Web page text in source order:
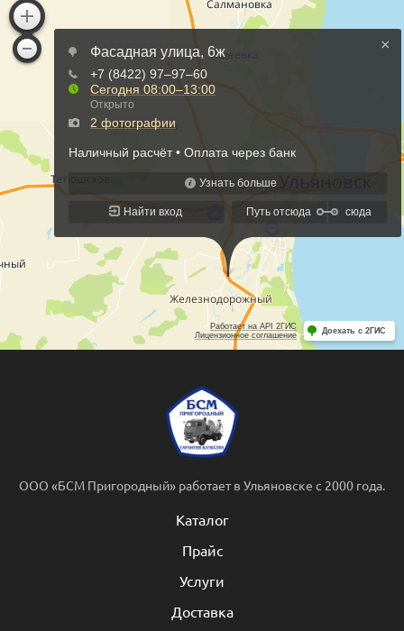
ООО «БСМ Пригородный» работает в Ульяновске с 2000 года.
Каталог
Прайс
Услуги
Доставка